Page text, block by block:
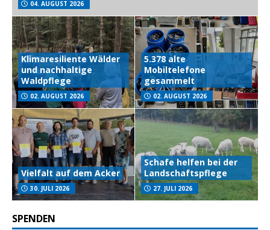
04. AUGUST 2026
Klimaresiliente Wälder
und nachhaltige
Waldpflege
02. AUGUST 2026
5.378 alte
Mobiltelefone
gesammelt
02. AUGUST 2026
Vielfalt auf dem Acker
30. JULI 2026
Schafe helfen bei der
Landschaftspflege
27. JULI 2026
SPENDEN